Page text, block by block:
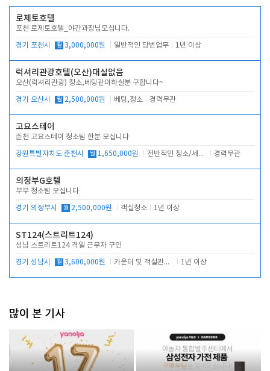
로제토호텔
포천 로제토호텔_야간과장님모십니다.
경기 포천시 월 3,000,000원 일반적인 당번업무 1년 이상
럭셔리관광호텔(오산)대실없음
오산(럭셔리관광) 청소,베팅같이하실분 구합니다~
경기 오산시 월 2,500,000원 베팅,청소 경력무관
고요스테이
춘천 고요스테이 청소팀 한분 모십니다
강원특별자치도 춘천시 월 1,650,000원 전반적인 청소/세탁업무 경력무관
의정부G호텔
부부 청소팀 모십니다
경기 의정부시 월 2,500,000원 객실청소 1년 이상
ST124(스트리트124)
성남 스트리트124 격일 근무자 구인
경기 성남시 월 3,600,000원 카운터 및 객실관리 전반 1년 이상
많이 본 기사